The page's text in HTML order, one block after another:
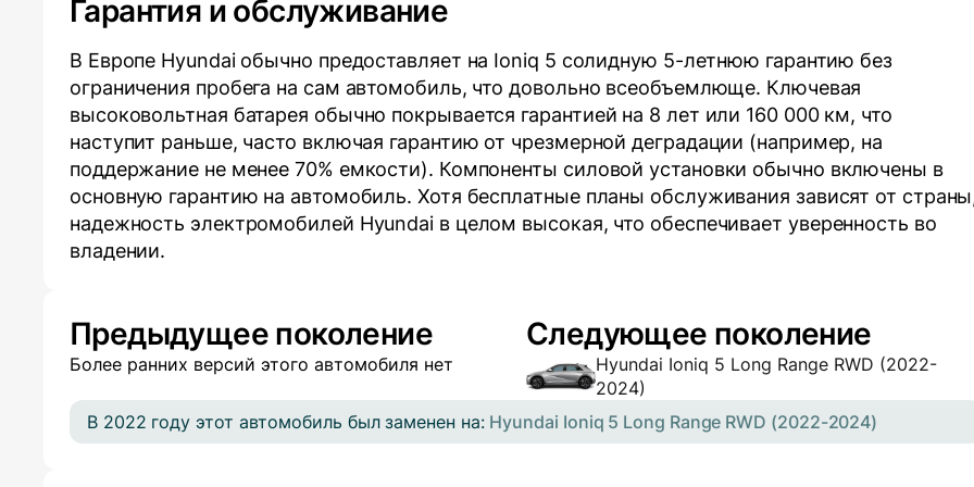
Гарантия и обслуживание
В Европе Hyundai обычно предоставляет на Ioniq 5 солидную 5-летнюю гарантию без
ограничения пробега на сам автомобиль, что довольно всеобъемлюще. Ключевая
высоковольтная батарея обычно покрывается гарантией на 8 лет или 160 000 км, что
наступит раньше, часто включая гарантию от чрезмерной деградации (например, на
поддержание не менее 70% емкости). Компоненты силовой установки обычно включены в
основную гарантию на автомобиль. Хотя бесплатные планы обслуживания зависят от
надежность электромобилей Hyundai в целом высокая, что обеспечивает уверенность во
владении.
Предыдущее поколение
Более ранних версий этого автомобиля нет
Следующее поколение
Hyundai Ioniq 5 Long Range RWD (2022-
2024)
В 2022 году этот автомобиль был заменен на: Hyundai Ioniq 5 Long Range RWD (2022-2024)